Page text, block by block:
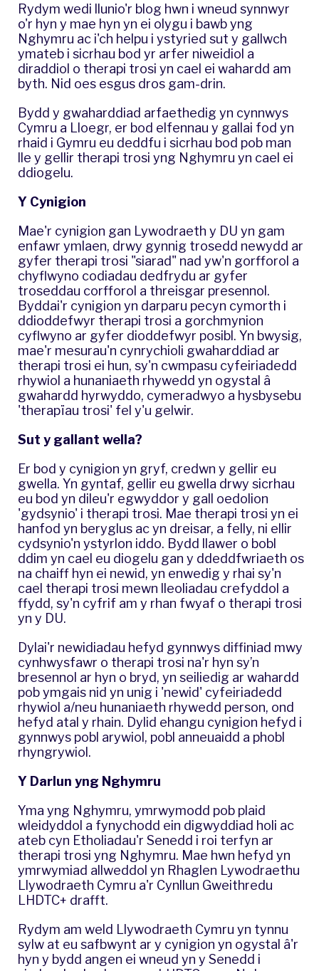
Rydym wedi llunio'r blog hwn i wneud synnwyr
o'r hyn y mae hyn yn ei olygu i bawb yng
Nghymru ac i'ch helpu i ystyried sut y gallwch
ymateb i sicrhau bod yr arfer niweidiol a
diraddiol o therapi trosi yn cael ei wahardd am
byth. Nid oes esgus dros gam-drin.
Bydd y gwaharddiad arfaethedig yn cynnwys
Cymru a Lloegr, er bod elfennau y gallai fod yn
rhaid i Gymru eu deddfu i sicrhau bod pob man
lle y gellir therapi trosi yng Nghymru yn cael ei
ddiogelu.
Y Cynigion
Mae'r cynigion gan Lywodraeth y DU yn gam
enfawr ymlaen, drwy gynnig trosedd newydd ar
gyfer therapi trosi "siarad" nad yw'n gorfforol a
chyflwyno codiadau dedfrydu ar gyfer
troseddau corfforol a threisgar presennol.
Byddai'r cynigion yn darparu pecyn cymorth i
ddioddefwyr therapi trosi a gorchmynion
cyflwyno ar gyfer dioddefwyr posibl. Yn bwysig,
mae'r mesurau'n cynrychioli gwaharddiad ar
therapi trosi ei hun, sy'n cwmpasu cyfeiriadedd
rhywiol a hunaniaeth rhywedd yn ogystal â
gwahardd hyrwyddo, cymeradwyo a hysbysebu
'therapïau trosi' fel y'u gelwir.
Sut y gallant wella?
Er bod y cynigion yn gryf, credwn y gellir eu
gwella. Yn gyntaf, gellir eu gwella drwy sicrhau
eu bod yn dileu'r egwyddor y gall oedolion
'gydsynio' i therapi trosi. Mae therapi trosi yn ei
hanfod yn beryglus ac yn dreisar, a felly, ni ellir
cydsynio'n ystyrlon iddo. Bydd llawer o bobl
ddim yn cael eu diogelu gan y ddeddfwriaeth os
na chaiff hyn ei newid, yn enwedig y rhai sy'n
cael therapi trosi mewn lleoliadau crefyddol a
ffydd, sy'n cyfrif am y rhan fwyaf o therapi trosi
yn y DU.
Dylai'r newidiadau hefyd gynnwys diffiniad mwy
cynhwysfawr o therapi trosi na'r hyn sy’n
bresennol ar hyn o bryd, yn seiliedig ar wahardd
pob ymgais nid yn unig i 'newid' cyfeiriadedd
rhywiol a/neu hunaniaeth rhywedd person, ond
hefyd atal y rhain. Dylid ehangu cynigion hefyd i
gynnwys pobl arywiol, pobl anneuaidd a phobl
rhyngrywiol.
Y Darlun yng Nghymru
Yma yng Nghymru, ymrwymodd pob plaid
wleidyddol a fynychodd ein digwyddiad holi ac
ateb cyn Etholiadau'r Senedd i roi terfyn ar
therapi trosi yng Nghymru. Mae hwn hefyd yn
ymrwymiad allweddol yn Rhaglen Lywodraethu
Llywodraeth Cymru a'r Cynllun Gweithredu
LHDTC+ drafft.
Rydym am weld Llywodraeth Cymru yn tynnu
sylw at eu safbwynt ar y cynigion yn ogystal â'r
hyn y bydd angen ei wneud yn y Senedd i